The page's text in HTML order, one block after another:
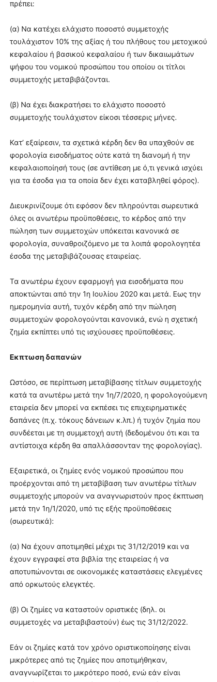
πρέπει:
(α) Να κατέχει ελάχιστο ποσοστό συμμετοχής
τουλάχιστον 10% της αξίας ή του πλήθους του μετοχικού
κεφαλαίου ή βασικού κεφαλαίου ή των δικαιωμάτων
ψήφου του νομικού προσώπου του οποίου οι τίτλοι
συμμετοχής μεταβιβάζονται.
(β) Να έχει διακρατήσει το ελάχιστο ποσοστό
συμμετοχής τουλάχιστον είκοσι τέσσερις μήνες.
Κατ’ εξαίρεσιν, τα σχετικά κέρδη δεν θα υπαχθούν σε
φορολογία εισοδήματος ούτε κατά τη διανομή ή την
κεφαλαιοποίησή τους (σε αντίθεση με ό,τι γενικά ισχύει
για τα έσοδα για τα οποία δεν έχει καταβληθεί φόρος).
Διευκρινίζουμε ότι εφόσον δεν πληρούνται σωρευτικά
όλες οι ανωτέρω προϋποθέσεις, το κέρδος από την
πώληση των συμμετοχών υπόκειται κανονικά σε
φορολογία, συναθροιζόμενο με τα λοιπά φορολογητέα
έσοδα της μεταβιβάζουσας εταιρείας.
Τα ανωτέρω έχουν εφαρμογή για εισοδήματα που
αποκτώνται από την 1η Ιουλίου 2020 και μετά. Εως την
ημερομηνία αυτή, τυχόν κέρδη από την πώληση
συμμετοχών φορολογούνται κανονικά, ενώ η σχετική
ζημία εκπίπτει υπό τις ισχύουσες προϋποθέσεις.
Εκπτωση δαπανών
Ωστόσο, σε περίπτωση μεταβίβασης τίτλων συμμετοχής
κατά τα ανωτέρω μετά την 1η/7/2020, η φορολογούμενη
εταιρεία δεν μπορεί να εκπέσει τις επιχειρηματικές
δαπάνες (π.χ. τόκους δάνειων κ.λπ.) ή τυχόν ζημία που
συνδέεται με τη συμμετοχή αυτή (δεδομένου ότι και τα
αντίστοιχα κέρδη θα απαλλάσσονταν της φορολογίας).
Εξαιρετικά, οι ζημίες ενός νομικού προσώπου που
προέρχονται από τη μεταβίβαση των ανωτέρω τίτλων
συμμετοχής μπορούν να αναγνωριστούν προς έκπτωση
μετά την 1η/1/2020, υπό τις εξής προϋποθέσεις
(σωρευτικά):
(α) Να έχουν αποτιμηθεί μέχρι τις 31/12/2019 και να
έχουν εγγραφεί στα βιβλία της εταιρείας ή να
αποτυπώνονται σε οικονομικές καταστάσεις ελεγμένες
από ορκωτούς ελεγκτές.
(β) Οι ζημίες να καταστούν οριστικές (δηλ. οι
συμμετοχές να μεταβιβαστούν) έως τις 31/12/2022.
Εάν οι ζημίες κατά τον χρόνο οριστικοποίησης είναι
μικρότερες από τις ζημίες που αποτιμήθηκαν,
αναγνωρίζεται το μικρότερο ποσό, ενώ εάν είναι